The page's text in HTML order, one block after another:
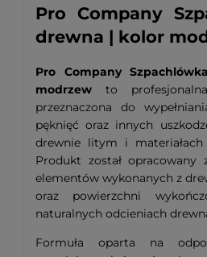
Pro Company
drewna | kolor
Pro Company
modrzew to
przeznaczona do
pęknięć oraz innych
drewnie litym i materiałach
Produkt został
elementów wykonanych z
oraz powierzchni
naturalnych odcieniach
Formuła oparta na